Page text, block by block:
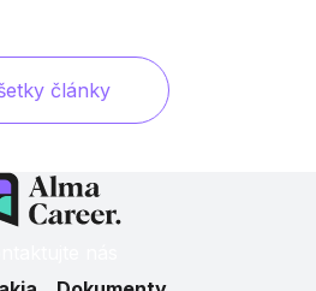
články